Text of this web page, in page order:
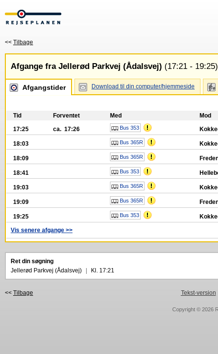
<< Tilbage
Afgange fra Jellerød Parkvej (Ådalsvej) (17:21 - 19:25)
Afgangstider Download til din computer/hjemmeside
Tid Forventet Med
Mod
17:25
ca. 17:26 Bus 353
18:03 Bus 365R
18:09 Bus 365R
18:41 Bus 353
19:03 Bus 365R
19:09 Bus 365R
19:25 Bus 353
Vis senere afgange >>
Ret din søgning
Jellerød Parkvej (Ådalsvej)
Kl. 17:21
<< Tilbage Tekst-version
Copyright © 2026